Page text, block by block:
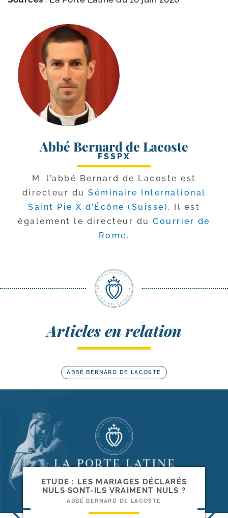
Abbé Bernard de Lacoste
FSSPX
M. l’ab­bé Bernard de Lacoste est
direc­teur du Séminaire International
Saint Pie X d’Écône (Suisse) . Il est
éga­le­ment le direc­teur duCourrier de
Rome .
Articles en relation
ABBÉ BERNARD DE LACOSTE
ETUDE : LES MARIAGES DÉCLARÉS
NULS SONT-​ILS VRAIMENT NULS ?
ABBÉ BERNARD DE LACOSTE